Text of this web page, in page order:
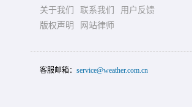
关于我们 联系我们
用户反馈
版权声明
网站律师
客服邮箱： service@weather.com.cn